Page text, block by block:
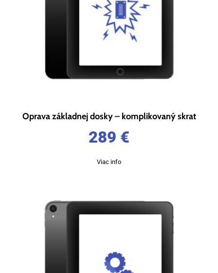
Oprava základnej dosky – komplikovaný skrat
289 €
Viac info